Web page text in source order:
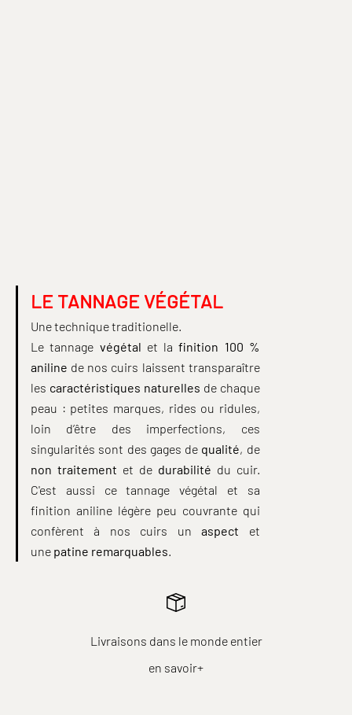
LE TANNAGE VÉGÉTAL
Une technique traditionelle.
Le tannage végétal et lafinition 100 %
aniline de nos cuirs laissent transparaître
les caractéristiques naturelles de chaque
peau : petites marques, rides ou ridules,
loin d’être des imperfections, ces
singularités sont des gages de qualité, de
non traitement et de durabilité du cuir.
C'est aussi ce tannage végétal et sa
finition aniline légère peu couvrante qui
confèrent à nos cuirs unaspect et
une patine remarquables.
Livraisons dans le monde entier
en savoir+